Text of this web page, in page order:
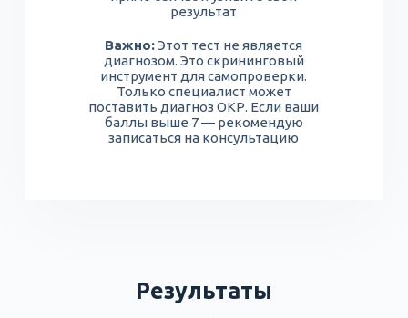
результат
Важно:Этот тест не является
диагнозом. Это скрининговый
инструмент для самопроверки.
Только специалист может
поставить диагноз ОКР. Если ваши
баллы выше 7 — рекомендую
записаться на консультацию
Результаты